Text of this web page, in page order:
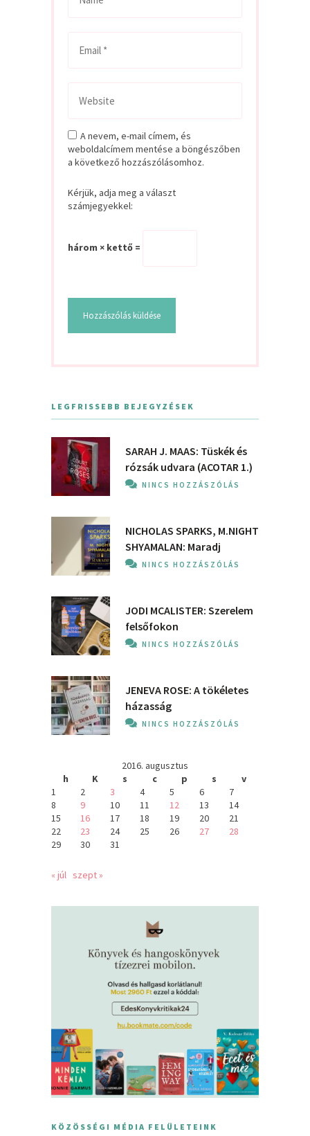
A nevem, e-mail címem, és
weboldalcímem mentése a böngészőben
a következő hozzászólásomhoz.
Kérjük, adja meg a választ
számjegyekkel:
három × kettő =
LEGFRISSEBB BEJEGYZÉSEK
SARAH J. MAAS: Tüskék és
rózsák udvara (ACOTAR 1.)
NINCS HOZZÁSZÓLÁS
NICHOLAS SPARKS, M.NIGHT
SHYAMALAN: Maradj
NINCS HOZZÁSZÓLÁS
JODI MCALISTER: Szerelem
felsőfokon
NINCS HOZZÁSZÓLÁS
JENEVA ROSE: A ​tökéletes
házasság
NINCS HOZZÁSZÓLÁS
2016. augusztus
h
K s c p s
v
1
2 3 4 5 6
7
8
9 10 11 12 13
14
15
16 17 18 19 20
21
22
23 24 25 26 27
28
29
30 31
« júl szept »
KÖZÖSSÉGI MÉDIA FELÜLETEINK